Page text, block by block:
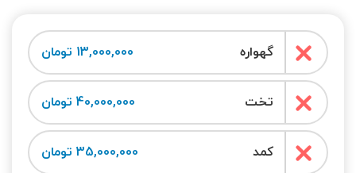
گهواره 13,000,000 تومان
تخت 40,000,000 تومان
کمد 35,000,000 تومان